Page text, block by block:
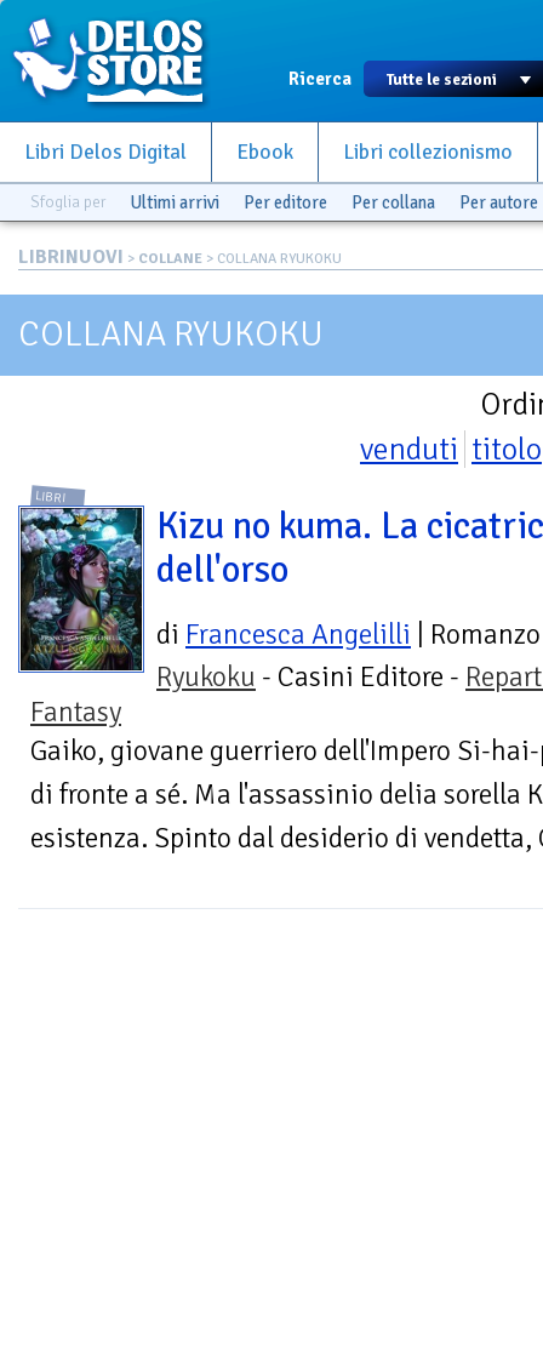
Ricerca
Libri Delos Digital Ebook Libri collezionismo
Sfoglia per Ultimi arrivi Per editore Per collana Per autore
LIBRINUOVI > COLLANE > COLLANA RYUKOKU
COLLANA RYUKOKU
venduti titolo
LIBRI
Kizu no kuma. La
dell'orso
di Francesca Angelilli | Romanzo
Ryukoku - Casini Editore -
Fantasy
Gaiko, giovane guerriero dell'Impero Si-
di fronte a sé. Ma l'assassinio delia sorella
esistenza. Spinto dal desiderio di vendetta,